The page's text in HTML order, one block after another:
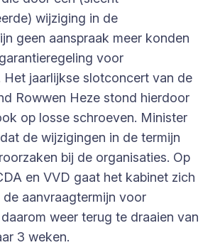
wijziging in de
geen aanspraak meer konden
voor
Het jaarlijkse slotconcert van de
Rowwen Heze stond hierdoor
op losse schroeven. Minister
de wijzigingen in de termijn
bij de organisaties. Op
en VVD gaat het kabinet zich
de aanvraagtermijn voor
weer terug te draaien van
3 weken.